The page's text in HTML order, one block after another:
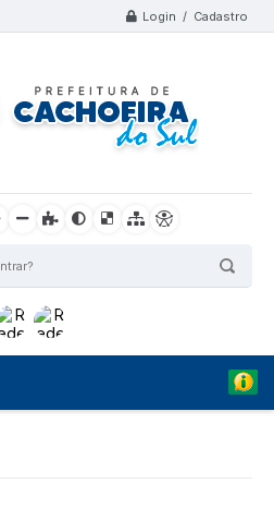
Login / Cadastro